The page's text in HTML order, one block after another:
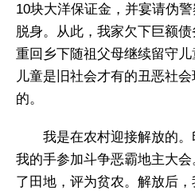
10块大洋保证金，并宴请伪
脱身。从此，我家欠下巨额
重回乡下随祖父母继续留守
儿童是旧社会才有的丑恶社
的。
我是在农村迎接解放的
我的手参加斗争恶霸地主大会
了田地，评为贫农。解放后